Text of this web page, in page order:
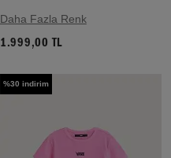
Daha Fazla Renk
1.999,00 TL
%30 indirim